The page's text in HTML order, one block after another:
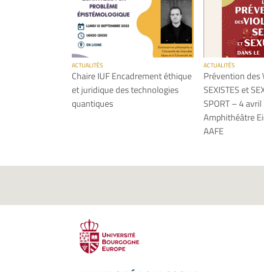
ACTUALITÉS
Chaire IUF Encadrement éthique
et juridique des technologies
quantiques
ACTUALITÉS
Prévention des
SEXISTES et
SPORT – 4
Amphithéâtre
AAFE